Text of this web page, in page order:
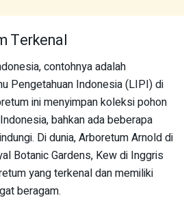
Terkenal
contohnya adalah
Pengetahuan Indonesia (LIPI) di
ini menyimpan koleksi pohon
bahkan ada beberapa
Di dunia, Arboretum Arnold di
Botanic Gardens, Kew di Inggris
yang terkenal dan memiliki
beragam.